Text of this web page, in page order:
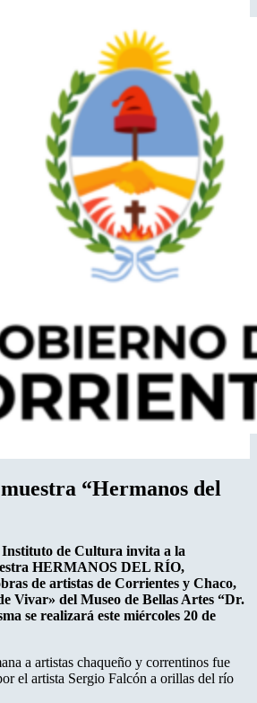
“Hermanos del
de Cultura invita a la
HERMANOS DEL RÍO,
de artistas de Corrientes y Chaco,
Vivar» del Museo de Bellas Artes “Dr.
se realizará este miércoles 20 de
a artistas chaqueño y correntinos fue
el artista Sergio Falcón a orillas del río